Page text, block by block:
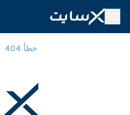
خطأ 404